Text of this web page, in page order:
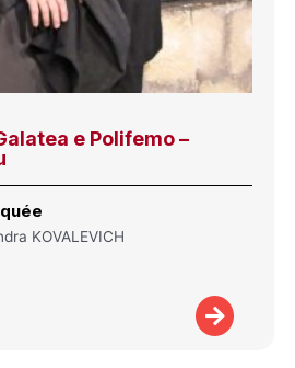
e Polifemo –
KOVALEVICH